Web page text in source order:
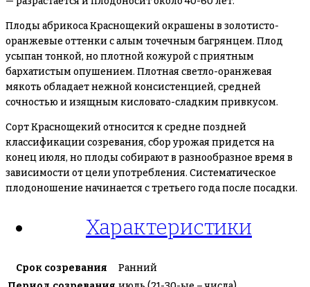
Плоды абрикоса Краснощекий окрашены в золотисто-
оранжевые оттенки с алым точечным багрянцем. Плод
усыпан тонкой, но плотной кожурой с приятным
бархатистым опушением. Плотная светло-оранжевая
мякоть обладает нежной консистенцией, средней
сочностью и изящным кисловато-сладким привкусом.
Сорт Краснощекий относится к средне поздней
классификации созревания, сбор урожая придется на
конец июля, но плоды собирают в разнообразное время в
зависимости от цели употребления. Систематическое
плодоношение начинается с третьего года после посадки.
Характеристики
Срок созревания
Ранний